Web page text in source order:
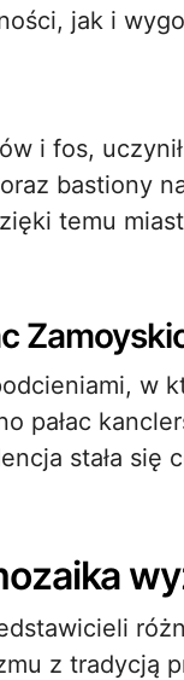
jak i
i fos,
bastiony
temu
w
pałac
stała się
z tradycją